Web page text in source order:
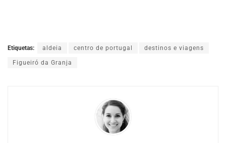
Etiquetas: aldeia centro de portugal destinos e viagens
Figueiró da Granja